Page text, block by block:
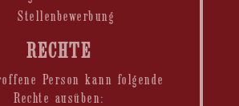
Stellenbewerbung
RECHTE
Person kann folgende
Rechte ausüben: